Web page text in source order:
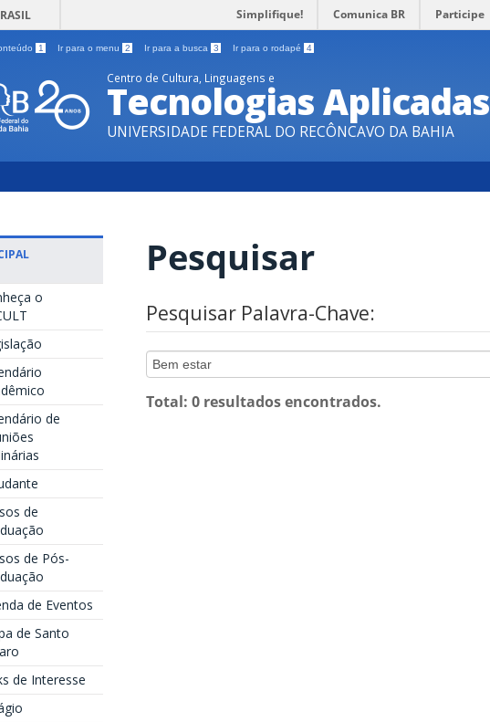
Simplifique! Comunica BR Participe
1 Ir para o menu 2 Ir para a busca 3 Ir para o rodapé 4
Centro de Cultura, Linguagens e
Tecnologias Aplicadas
UNIVERSIDADE FEDERAL DO RECÔNCAVO DA BAHIA
o
de
de
de Pós-
de Eventos
de Santo
de Interesse
Pesquisar
Pesquisar Palavra-Chave:
Total: 0 resultados encontrados.